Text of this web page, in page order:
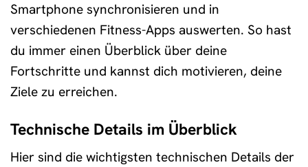
Smartphone synchronisieren und in
verschiedenen Fitness-Apps auswerten. So hast
du immer einen Überblick über deine
Fortschritte und kannst dich motivieren, deine
Ziele zu erreichen.
Technische Details im Überblick
Hier sind die wichtigsten technischen Details der